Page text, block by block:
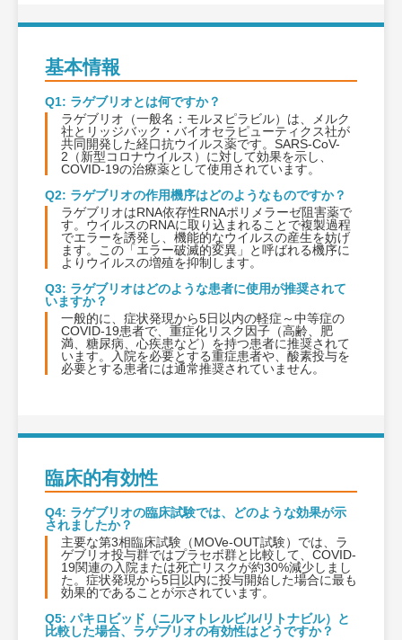
基本情報
Q1: ラゲブリオとは何ですか？
ラゲブリオ（一般名：モルヌピラビル）は、メルク
社とリッジバック・バイオセラピューティクス社が
共同開発した経口抗ウイルス薬です。SARS-CoV-
2（新型コロナウイルス）に対して効果を示し、
COVID-19の治療薬として使用されています。
Q2: ラゲブリオの作用機序はどのようなものですか？
ラゲブリオはRNA依存性RNAポリメラーゼ阻害薬で
す。ウイルスのRNAに取り込まれることで複製過程
でエラーを誘発し、機能的なウイルスの産生を妨げ
ます。この「エラー破滅的変異」と呼ばれる機序に
よりウイルスの増殖を抑制します。
Q3: ラゲブリオはどのような患者に使用が推奨されて
いますか？
一般的に、症状発現から5日以内の軽症～中等症の
COVID-19患者で、重症化リスク因子（高齢、肥
満、糖尿病、心疾患など）を持つ患者に推奨されて
います。入院を必要とする重症患者や、酸素投与を
必要とする患者には通常推奨されていません。
臨床的有効性
Q4: ラゲブリオの臨床試験では、どのような効果が示
されましたか？
主要な第3相臨床試験（MOVe-OUT試験）では、ラ
ゲブリオ投与群ではプラセボ群と比較して、COVID-
19関連の入院または死亡リスクが約30%減少しまし
た。症状発現から5日以内に投与開始した場合に最も
効果的であることが示されています。
Q5: パキロビッド（ニルマトレルビル/リトナビル）と
比較した場合、ラゲブリオの有効性はどうですか？